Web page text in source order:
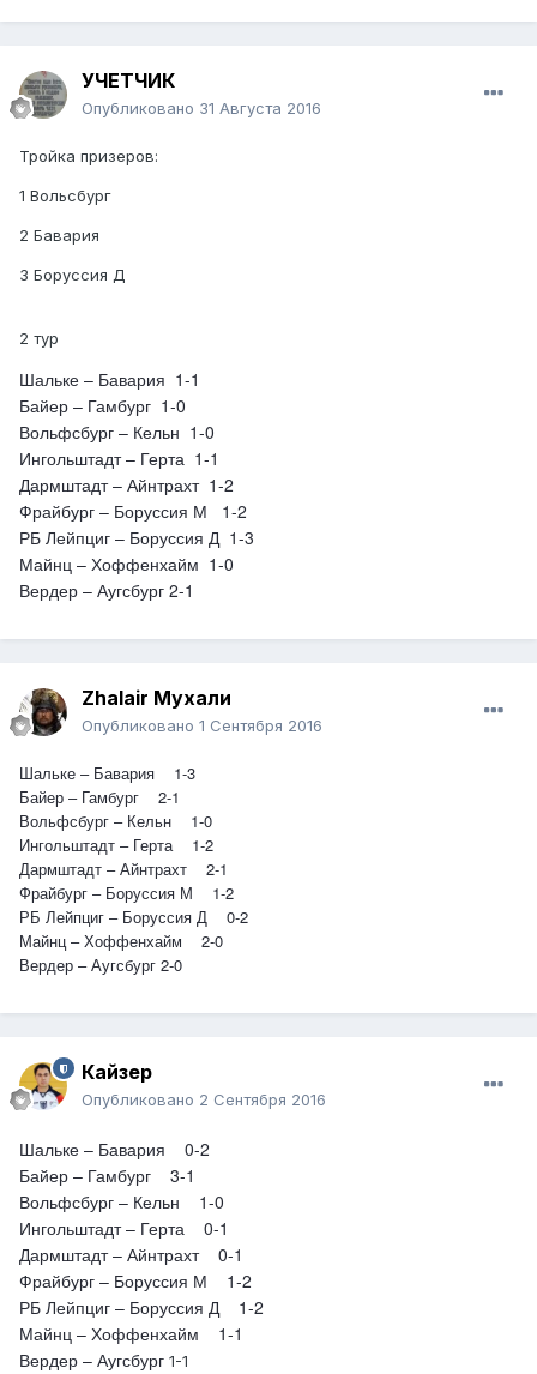
УЧЕТЧИК
Опубликовано 31 Августа 2016
Тройка призеров:
1 Вольсбург
2 Бавария
3 Боруссия Д
2 тур
Шальке – Бавария 1-1
Байер – Гамбург 1-0
Вольфсбург – Кельн 1-0
Ингольштадт – Герта 1-1
Дармштадт – Айнтрахт 1-2
Фрайбург – Боруссия М 1-2
РБ Лейпциг – Боруссия Д 1-3
Майнц – Хоффенхайм 1-0
Вердер – Аугсбург 2-1
Zhalair Мухали
Опубликовано 1 Сентября 2016
Шальке – Бавария 1-3
Байер – Гамбург 2-1
Вольфсбург – Кельн 1-0
Ингольштадт – Герта 1-2
Дармштадт – Айнтрахт 2-1
Фрайбург – Боруссия М 1-2
РБ Лейпциг – Боруссия Д 0-2
Майнц – Хоффенхайм 2-0
Вердер – Аугсбург 2-0
Кайзер
Опубликовано 2 Сентября 2016
Шальке – Бавария 0-2
Байер – Гамбург 3-1
Вольфсбург – Кельн 1-0
Ингольштадт – Герта 0-1
Дармштадт – Айнтрахт 0-1
Фрайбург – Боруссия М 1-2
РБ Лейпциг – Боруссия Д 1-2
Майнц – Хоффенхайм 1-1
Вердер – Аугсбург 1-1